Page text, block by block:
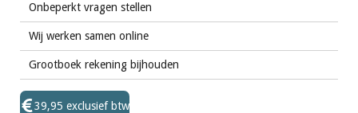
Onbeperkt vragen stellen
Wij werken samen online
Grootboek rekening bijhouden
39,95 exclusief btw